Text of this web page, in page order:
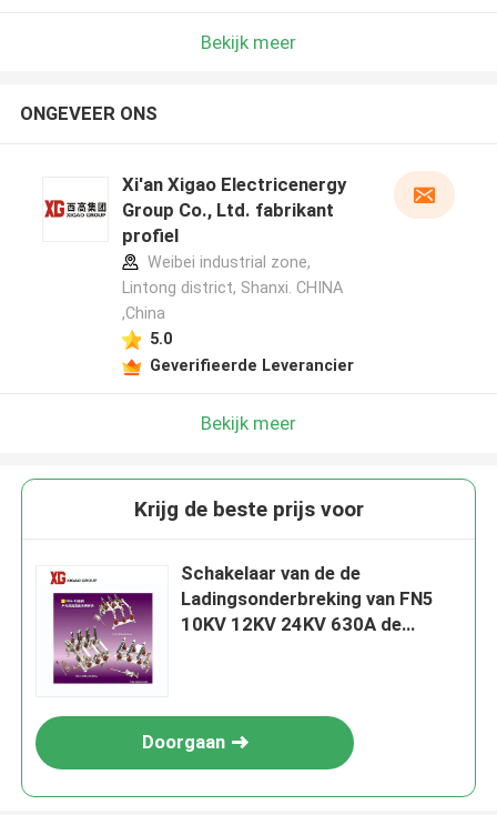
Bekijk meer
ONGEVEER ONS
Xi'an Xigao Electricenergy
Group Co., Ltd. fabrikant
profiel
Weibei industrial zone,
Lintong district, Shanxi. CHINA
,China
5.0
Geverifieerde Leverancier
Bekijk meer
Krijg de beste prijs voor
Schakelaar van de de
Ladingsonderbreking van FN5
10KV 12KV 24KV 630A de
Doorgaan